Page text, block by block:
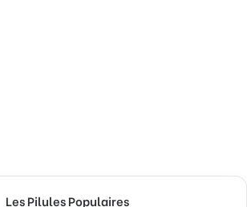
Les Pilules Populaires